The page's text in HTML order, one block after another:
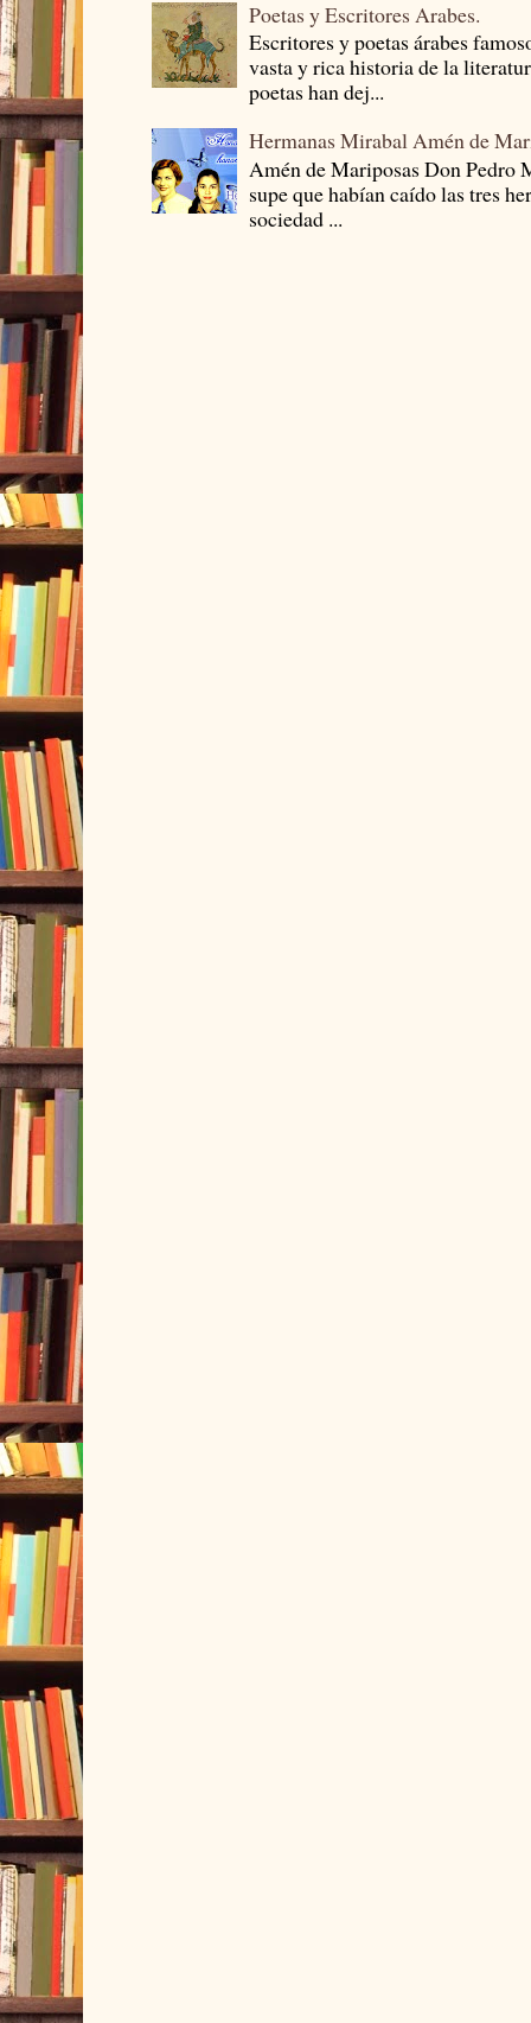
Poetas y Escritores Arabes.
Escritores y poetas árabes
vasta y rica historia de la
poetas han dej...
Hermanas Mirabal Amén de
Amén de Mariposas Don
supe que habían caído las tres
sociedad ...